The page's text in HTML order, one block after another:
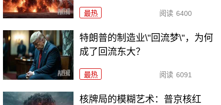
最热 阅读 6400
特朗普的制造业\"回流梦\"，为何
成了回流东大？
最热 阅读 6091
核牌局的模糊艺术：普京核红